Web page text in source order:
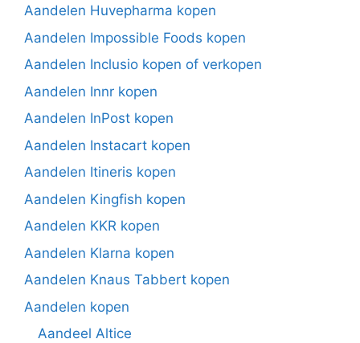
Aandelen Huvepharma kopen
Aandelen Impossible Foods kopen
Aandelen Inclusio kopen of verkopen
Aandelen Innr kopen
Aandelen InPost kopen
Aandelen Instacart kopen
Aandelen Itineris kopen
Aandelen Kingfish kopen
Aandelen KKR kopen
Aandelen Klarna kopen
Aandelen Knaus Tabbert kopen
Aandelen kopen
Aandeel Altice